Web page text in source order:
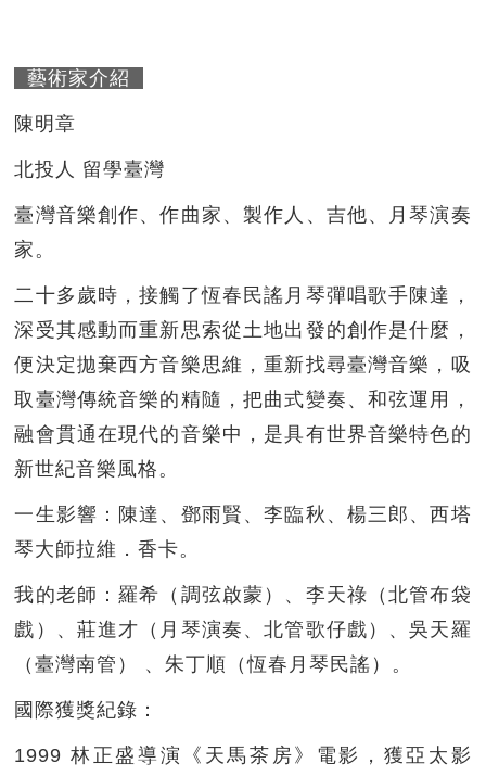
藝術家介紹
陳明章
北投人 留學臺灣
臺灣音樂創作、作曲家、製作人、吉他、月琴演奏
家。
二十多歲時，接觸了恆春民謠月琴彈唱歌手陳達，
深受其感動而重新思索從土地出發的創作是什麼，
便決定拋棄西方音樂思維，重新找尋臺灣音樂，吸
取臺灣傳統音樂的精隨，把曲式變奏、和弦運用，
融會貫通在現代的音樂中，是具有世界音樂特色的
新世紀音樂風格。
一生影響：陳達、鄧雨賢、李臨秋、楊三郎、西塔
琴大師拉維．香卡。
我的老師：羅希（調弦啟蒙）、李天祿（北管布袋
戲）、莊進才（月琴演奏、北管歌仔戲）、吳天羅
（臺灣南管） 、朱丁順（恆春月琴民謠）。
國際獲獎紀錄：
1999 林正盛導演《天馬茶房》電影，獲亞太影